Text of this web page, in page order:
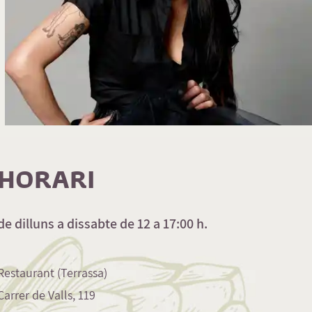
dilluns a dissabte de 12 a 17:00 h.
(Terrassa)
de Valls, 119